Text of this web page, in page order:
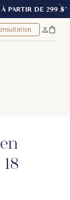
Mon
compte
Sac
à